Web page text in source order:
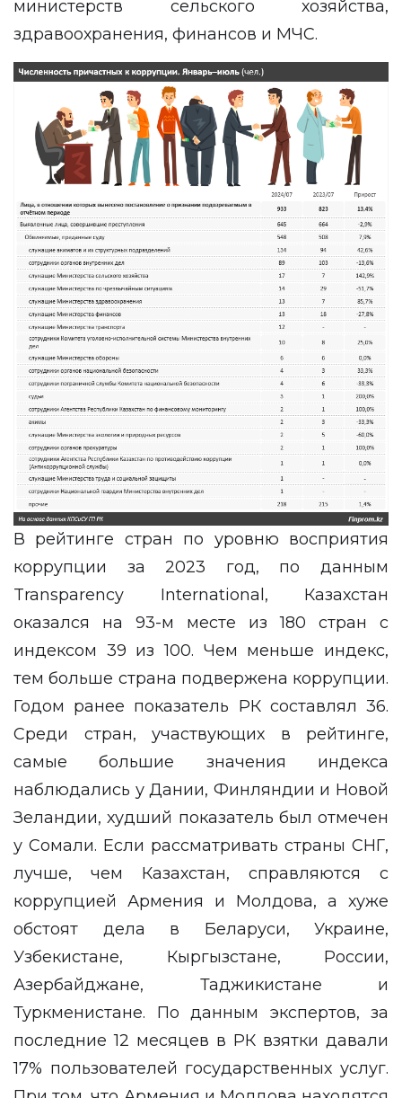
министерств сельского хозяйства,
здравоохранения, финансов и МЧС.
В рейтинге стран по уровню восприятия
коррупции за 2023 год, по данным
Transparency International, Казахстан
оказался на 93-м месте из 180 стран с
индексом 39 из 100. Чем меньше индекс,
тем больше страна подвержена коррупции.
Годом ранее показатель РК составлял 36.
Среди стран, участвующих в рейтинге,
самые большие значения индекса
наблюдались у Дании, Финляндии и Новой
Зеландии, худший показатель был отмечен
у Сомали. Если рассматривать страны СНГ,
лучше, чем Казахстан, справляются с
коррупцией Армения и Молдова, а хуже
обстоят дела в Беларуси, Украине,
Узбекистане, Кыргызстане, России,
Азербайджане, Таджикистане и
Туркменистане. По данным экспертов, за
последние 12 месяцев в РК взятки давали
17% пользователей государственных услуг.